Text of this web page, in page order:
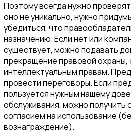
Поэтому всегда нужно
оно не уникально, нужно
убедиться, что
назначению. Если нет или
существует, можно подавать
прекращение правовой охраны,
интеллектуальным правам.
провести переговоры. Если
пользуется нужным нашему
обслуживания, можно получить
согласием на использование
вознаграждение).